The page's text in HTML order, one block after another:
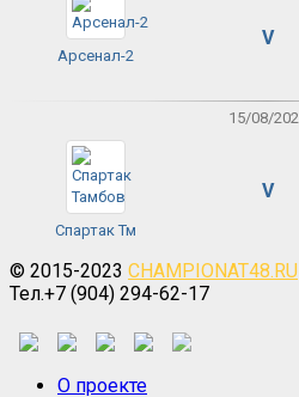
Арсенал-2
V
15/08/
Спартак Тм
V
© 2015-2023 CHAMPIONAT48.RU
Тел.+7 (904) 294-62-17
О проекте